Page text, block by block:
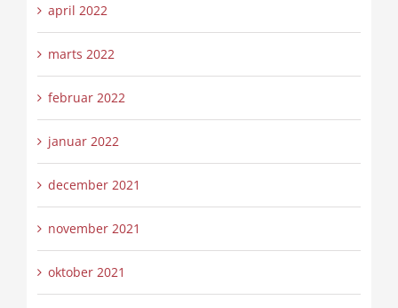
april 2022
marts 2022
februar 2022
januar 2022
december 2021
november 2021
oktober 2021